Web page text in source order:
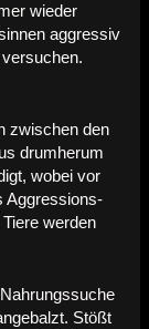
wieder
aggressiv
zwischen den
drumherum
wobei vor
Aggressions-
werden
Stößt